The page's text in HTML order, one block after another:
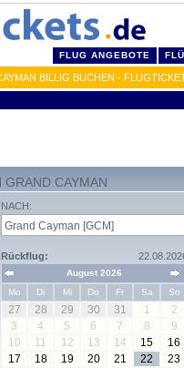
FLUG ANGEBOTE
BILLIG BUCHEN -
CAYMAN
NACH:
Rückflug:
August 2026
Mo
Di Mi Do Fr Sa So
27 28 29 30 31 1
2
3
4 5 6 7 8
9
10
11 12 13 14 15
16
17
18 19 20 21 22
23